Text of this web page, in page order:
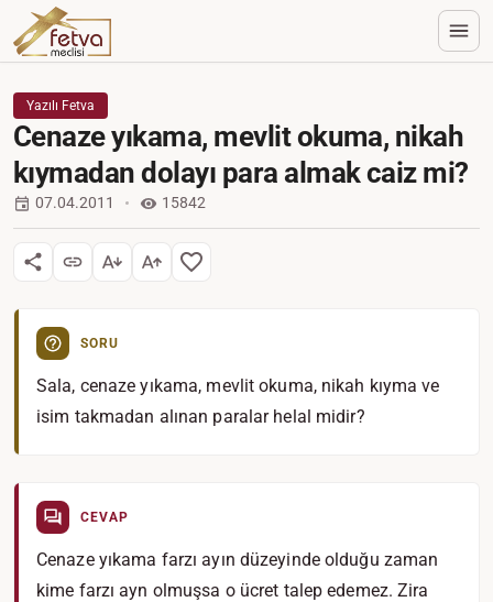
Yazılı Fetva
Cenaze yıkama, mevlit okuma, nikah
kıymadan dolayı para almak caiz mi?
07.04.2011 15842
SORU
Sala, cenaze yıkama, mevlit okuma, nikah kıyma ve
isim takmadan alınan paralar helal midir?
CEVAP
Cenaze yıkama farzı ayın düzeyinde olduğu zaman
kime farzı ayn olmuşsa o ücret talep edemez. Zira